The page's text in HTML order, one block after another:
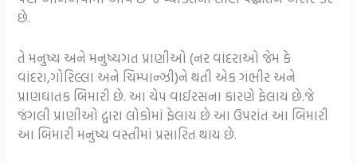
છે.
તે મનુષ્ય અને મનુષ્યગત પ્રાણીઓ (નર વાંદરાઓ જેમ કે
વાંદરા,ગોરિલ્લા અને ચિમ્પાન્ઝી)ને થતી એક ગંભીર અને
પ્રાણઘાતક બિમારી છે. આ ચેપ વાઈરસના કારણે ફેલાય છે.જે
જંગલી પ્રાણીઓ દ્વારા લોકોમાં ફેલાય છે આ ઉપરાંત આ બિમારી
આ બિમારી મનુષ્ય વસ્તીમાં પ્રસારિત થાય છે.